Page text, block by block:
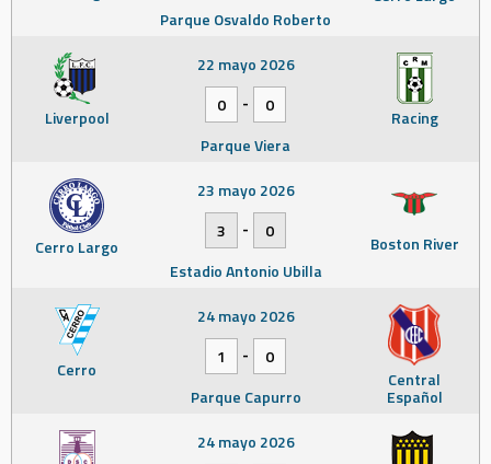
Parque Osvaldo Roberto
Liverpool Racing
22 mayo 2026
0
-
0
Parque Viera
Cerro Largo Boston River
23 mayo 2026
3
-
0
Estadio Antonio Ubilla
Cerro Central
Español
24 mayo 2026
1
-
0
Parque Capurro
24 mayo 2026